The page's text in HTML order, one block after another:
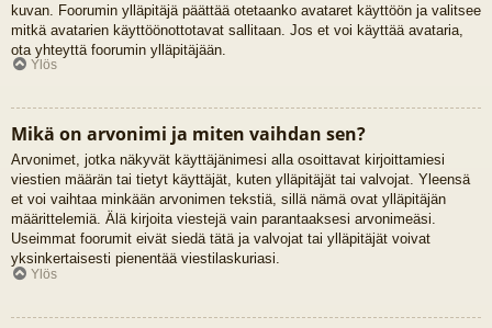
kuvan. Foorumin ylläpitäjä päättää otetaanko avataret käyttöön ja valitsee
mitkä avatarien käyttöönottotavat sallitaan. Jos et voi käyttää avataria,
ota yhteyttä foorumin ylläpitäjään.
Ylös
Mikä on arvonimi ja miten vaihdan sen?
Arvonimet, jotka näkyvät käyttäjänimesi alla osoittavat kirjoittamiesi
viestien määrän tai tietyt käyttäjät, kuten ylläpitäjät tai valvojat. Yleensä
et voi vaihtaa minkään arvonimen tekstiä, sillä nämä ovat ylläpitäjän
määrittelemiä. Älä kirjoita viestejä vain parantaaksesi arvonimeäsi.
Useimmat foorumit eivät siedä tätä ja valvojat tai ylläpitäjät voivat
yksinkertaisesti pienentää viestilaskuriasi.
Ylös